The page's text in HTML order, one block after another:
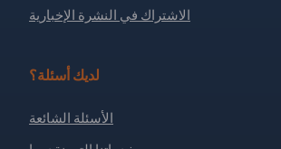
الاشتراك في النشرة الإخبارية
لديك أسئلة؟
الأسئلة الشائعة